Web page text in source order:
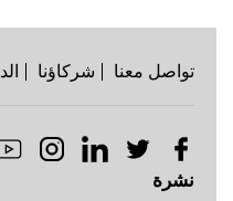
تواصل معنا شركاؤنا
نشرة